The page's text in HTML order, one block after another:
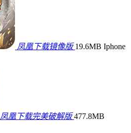
凤凰下载镜像版 19.6MB Iphone
凤凰下载完美破解版 477.8MB